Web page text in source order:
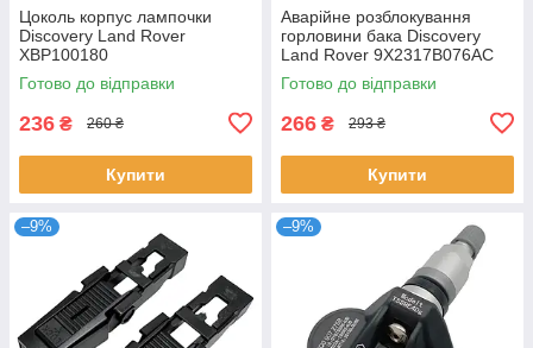
Цоколь корпус лампочки
Discovery Land Rover
XBP100180
Готово до відправки
236 ₴ 260 ₴
Купити
Аварійне розблокування
горловини бака Discovery
Land Rover 9X2317B076AC
9X2317B076AB LR014047
C2Z8432
Готово до відправки
266 ₴ 293 ₴
Купити
–9% –9%